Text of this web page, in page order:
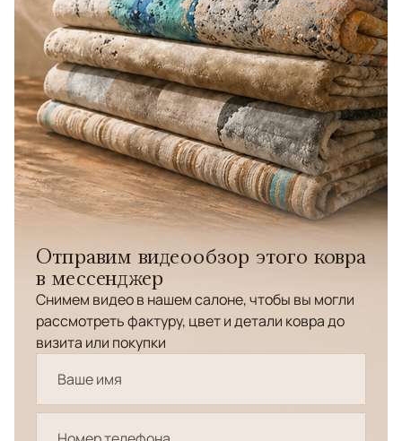
Отправим видеообзор этого ковра
в мессенджер
Снимем видео в нашем салоне, чтобы вы могли
рассмотреть фактуру, цвет и детали ковра до
визита или покупки